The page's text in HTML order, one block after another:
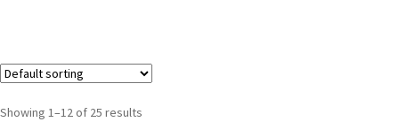
Showing 1–12 of 25 results